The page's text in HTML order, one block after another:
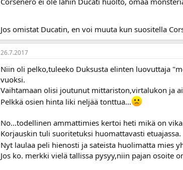
Jos omistat Ducatin, en voi muuta kun suositella
26.7.2017
Niin oli pelko,tuleeko Duksusta elinten luovuttaja
vuoksi.
Vaihtamaan olisi joutunut mittariston,virtalukon ja
Pelkkä osien hinta liki neljää tonttua...
No...todellinen ammattimies kertoi heti mikä on
Korjauskin tuli suoritetuksi huomattavasti etuajassa.
Nyt laulaa peli hienosti ja sateista huolimatta mies
Jos ko. merkki vielä tallissa pysyy,niin pajan osoite